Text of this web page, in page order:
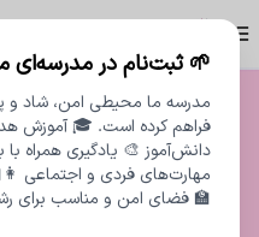
🌱 ثبت‌نام در مدرسه‌ای
مدرسه ما محیطی امن، شاد و
فراهم کرده است. 🎓 آموزش
دانش‌آموز 🎨 یادگیری همراه
مهارت‌های فردی و اجتماعی
🏫 فضای امن و مناسب برای
انتخابات